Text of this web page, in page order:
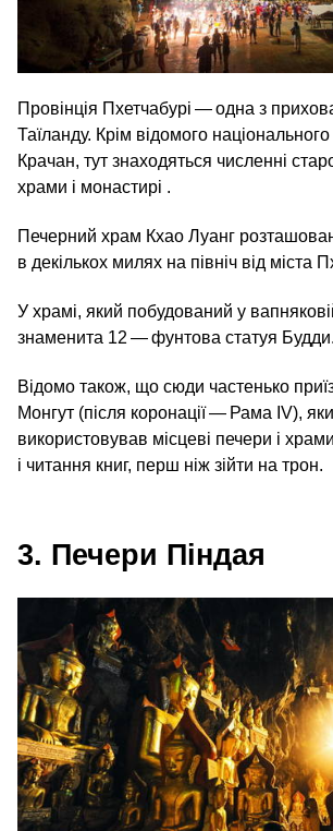
Провінція Пхетчабурі — одна з
Таїланду. Крім відомого
Крачан, тут знаходяться численні
храми і монастирі .
Печерний храм Кхао Луанг
в декількох милях на північ від міста
У храмі, який побудований у
знаменита 12 — фунтова статуя Будди.
Відомо також, що сюди частенько
Монгут (після коронації — Рама IV),
використовував місцеві печери і
і читання книг, перш ніж зійти на трон.
3. Печери Піндая